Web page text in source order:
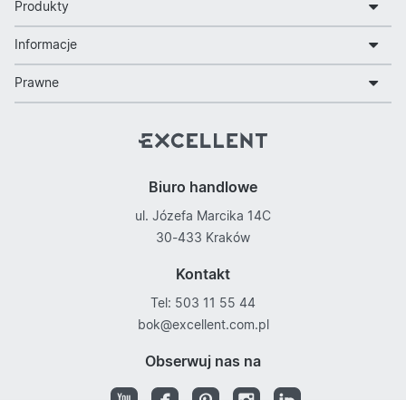
Produkty
Informacje
Prawne
Biuro handlowe
ul. Józefa Marcika 14C
30-433 Kraków
Kontakt
Tel: 503 11 55 44
bok@excellent.com.pl
Obserwuj nas na